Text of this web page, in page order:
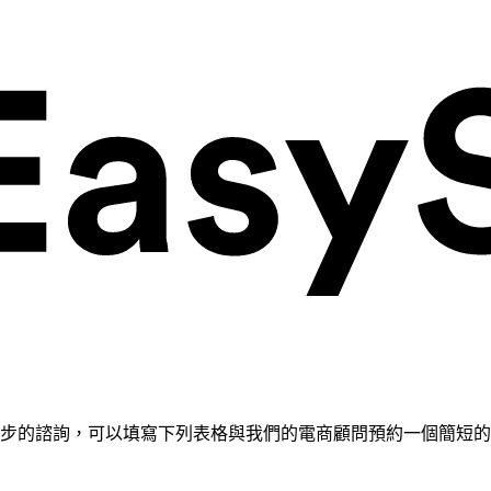
的諮詢，可以填寫下列表格與我們的電商顧問預約一個簡短